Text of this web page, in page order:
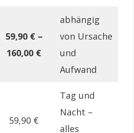
59,90 € –
160,00 €
abhängig
von Ursache
und
Aufwand
59,90 €
Tag und
Nacht –
alles